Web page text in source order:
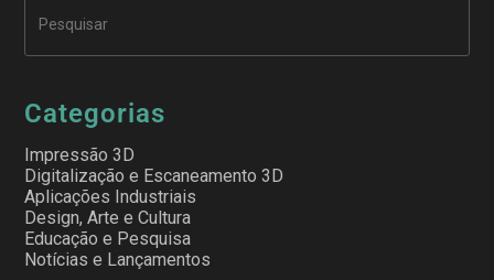
Categorias
Impressão 3D
Digitalização e Escaneamento 3D
Aplicações Industriais
Design, Arte e Cultura
Educação e Pesquisa
Notícias e Lançamentos